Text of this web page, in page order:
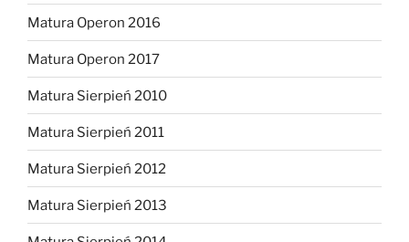
Matura Operon 2016
Matura Operon 2017
Matura Sierpień 2010
Matura Sierpień 2011
Matura Sierpień 2012
Matura Sierpień 2013